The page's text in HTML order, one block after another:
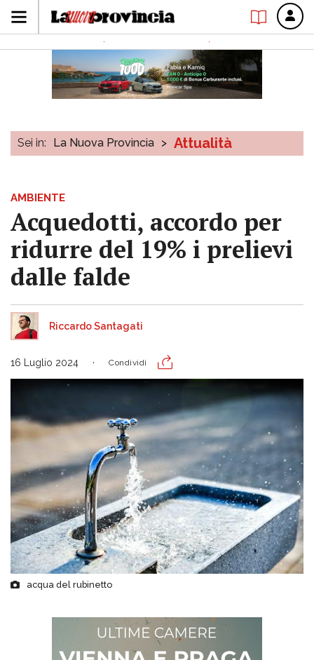
Sei in: La Nuova Provincia > Attualità
AMBIENTE
Acquedotti, accordo per
ridurre del 19% i prelievi
dalle falde
Riccardo Santagati
16 Luglio 2024 Condividi
acqua del rubinetto